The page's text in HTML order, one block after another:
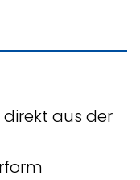
direkt aus der